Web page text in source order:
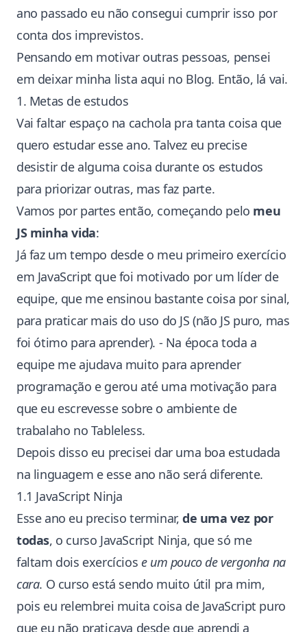
ano passado eu não consegui cumprir isso por
conta dos imprevistos.
Pensando em motivar outras pessoas, pensei
em deixar minha lista aqui no Blog. Então, lá vai.
1. Metas de estudos
Vai faltar espaço na cachola pra tanta coisa que
quero estudar esse ano. Talvez eu precise
desistir de alguma coisa durante os estudos
para priorizar outras, mas faz parte.
Vamos por partes então, começando pelo meu
JS minha vida:
Já faz um tempo desde o meu primeiro exercício
em JavaScript que foi motivado por um líder de
equipe, que me ensinou bastante coisa por sinal,
para praticar mais do uso do JS (não JS puro, mas
foi ótimo para aprender). - Na época toda a
equipe me ajudava muito para aprender
programação e gerou até uma motivação para
que eu escrevesse sobre o ambiente de
trabalaho no Tableless.
Depois disso eu precisei dar uma boa estudada
na linguagem e esse ano não será diferente.
1.1 JavaScript Ninja
Esse ano eu preciso terminar, de uma vez por
todas, o curso JavaScript Ninja, que só me
faltam dois exercícios e um pouco de vergonha na
cara. O curso está sendo muito útil pra mim,
pois eu relembrei muita coisa de JavaScript puro
que eu não praticava desde que aprendi a